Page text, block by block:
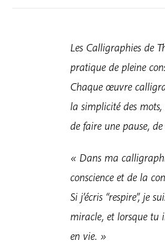
Les Calligraphies de
pratique de pleine
Chaque œuvre
la simplicité des
de faire une pause,
« Dans ma
conscience et de la
Si j’écris “respire”, je
miracle, et lorsque tu
en vie. »